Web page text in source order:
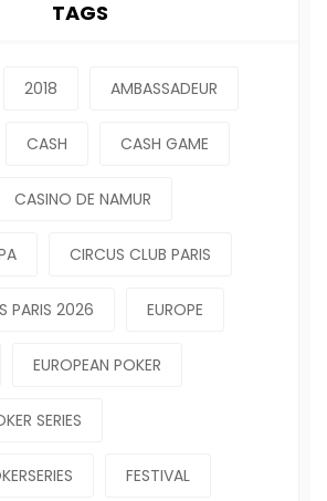
TAGS
2018 AMBASSADEUR
CASH CASH GAME
CASINO DE NAMUR
CIRCUS CLUB PARIS
PARIS 2026 EUROPE
EUROPEAN POKER
SERIES
FESTIVAL